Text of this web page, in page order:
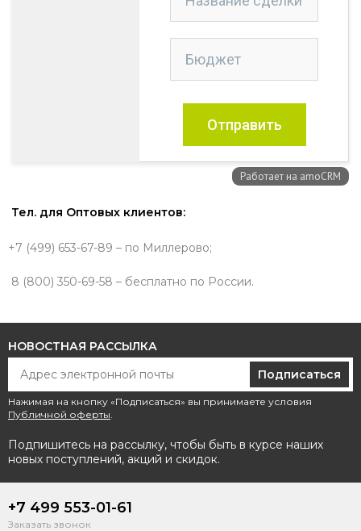
Тел. для Оптовых клиентов:
+7 (499) 653-67-89 – по Миллерово;
8 (800) 350-69-58 – бесплатно по России.
НОВОСТНАЯ РАССЫЛКА
Подписаться
Нажимая на кнопку «Подписаться» вы принимаете условия
Публичной оферты.
Подпишитесь на рассылку, чтобы быть в курсе наших
новых поступлений, акций и скидок.
+7 499 553-01-61
Заказать звонок